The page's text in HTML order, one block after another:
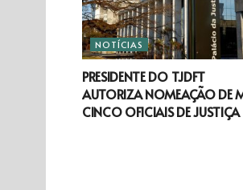
NOTÍCIAS
PRESIDENTE DO TJDFT
AUTORIZA NOMEAÇÃO DE
CINCO OFICIAIS DE JUSTIÇA